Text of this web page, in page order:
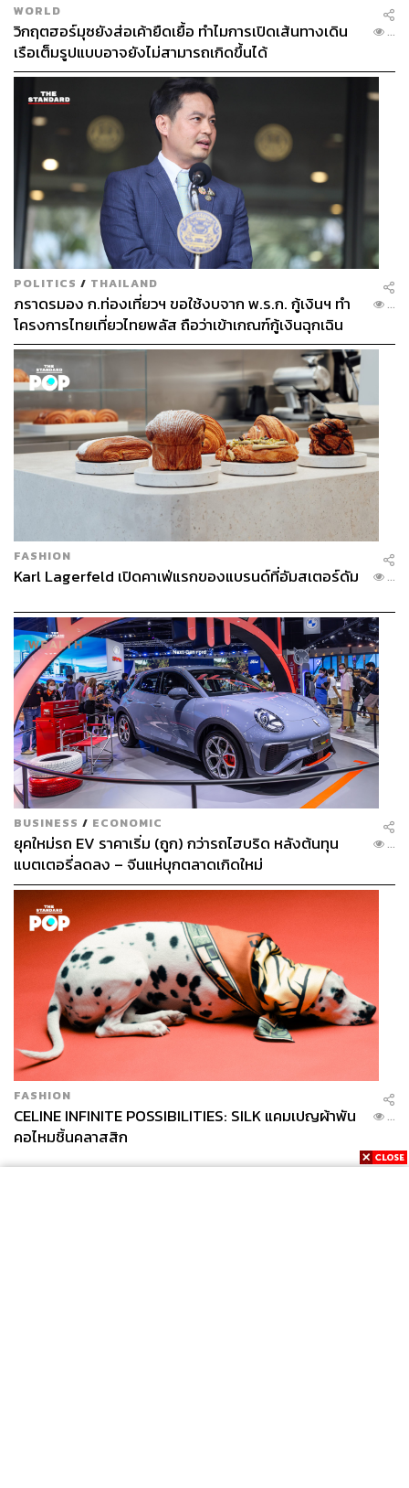
WORLD
วิกฤตฮอร์มุซยังส่อเค้ายืดเยื้อ ทำไมการเปิดเส้นทางเดิน
เรือเต็มรูปแบบอาจยังไม่สามารถเกิดขึ้นได้
...
POLITICS / THAILAND
ภราดรมอง ก.ท่องเที่ยวฯ ขอใช้งบจาก พ.ร.ก. กู้เงินฯ ทำ
โครงการไทยเที่ยวไทยพลัส ถือว่าเข้าเกณฑ์กู้เงินฉุกเฉิน
...
FASHION
Karl Lagerfeld เปิดคาเฟ่แรกของแบรนด์ที่อัมสเตอร์ดัม ...
BUSINESS / ECONOMIC
ยุคใหม่รถ EV ราคาเริ่ม (ถูก) กว่ารถไฮบริด หลังต้นทุน
แบตเตอรี่ลดลง – จีนแห่บุกตลาดเกิดใหม่
...
FASHION
CELINE INFINITE POSSIBILITIES: SILK แคมเปญผ้าพัน
คอไหมชิ้นคลาสสิก
...